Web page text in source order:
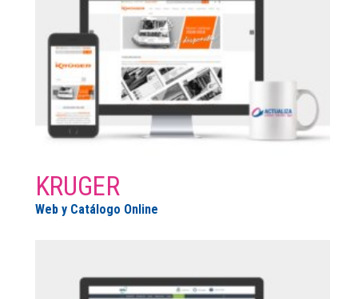
KRUGER
Web y Catálogo Online